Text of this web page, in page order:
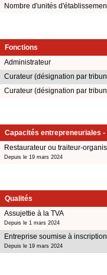
Nombre d'unités
Fonctions
Administrateur
Curateur (désignation par
Curateur (désignation par
Capacités entrepreneuriales
Restaurateur ou traiteur-
Depuis le 19 mars 2024
Qualités
Assujettie à la TVA
Depuis le 1 mars 2024
Entreprise soumise à inscription
Depuis le 19 mars 2024